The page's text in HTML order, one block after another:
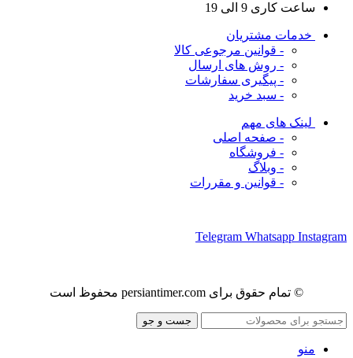
ساعت کاری 9 الی 19
خدمات مشتریان
- قوانین مرجوعی کالا
- روش های ارسال
- پیگیری سفارشات
- سبد خرید
لینک های مهم
- صفحه اصلی
- فروشگاه
- وبلاگ
- قوانین و مقررات
Telegram Whatsapp Instagram
© تمام حقوق برای persiantimer.com محفوظ است
جست و جو
منو